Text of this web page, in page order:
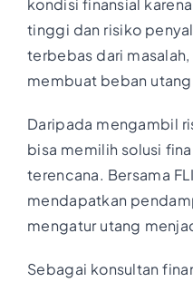
tinggi dan risiko
terbebas dari
membuat beban
Daripada mengambil
bisa memilih solusi
terencana. Bersama
mendapatkan
mengatur utang
Sebagai konsultan